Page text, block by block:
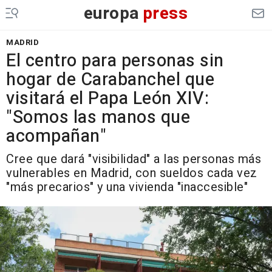
europa press
MADRID
El centro para personas sin
hogar de Carabanchel que
visitará el Papa León XIV:
"Somos las manos que
acompañan"
Cree que dará "visibilidad" a las personas más
vulnerables en Madrid, con sueldos cada vez
"más precarios" y una vivienda "inaccesible"